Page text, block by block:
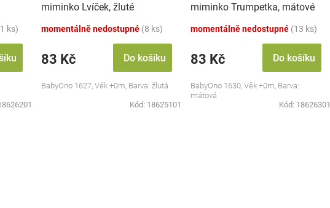
ks)
miminko Lvíček, žluté
momentálně nedostupné (8 ks)
83 Kč Do košíku
BabyOno 1627, Věk +0m, Barva: žlutá
Kód: 18625101
miminko Trumpetka, mátové
momentálně nedostupné (13 ks)
83 Kč Do košíku
BabyOno 1630, Věk +0m, Barva:
mátová
Kód: 18626301